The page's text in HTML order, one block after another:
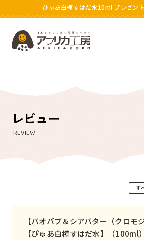
ぴゅあ白樺すはだ水10ml プレゼン
レビュー
REVIEW
【バオバブ＆シアバター（クロモ
【ぴゅあ白樺すはだ水】（100ml